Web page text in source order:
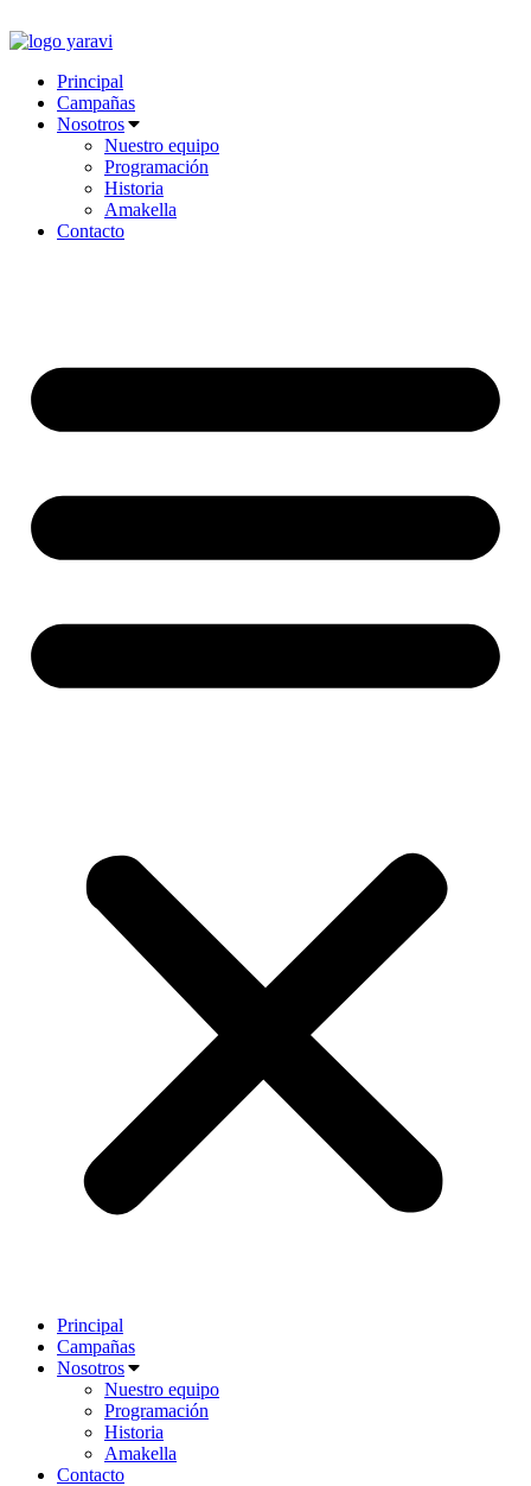
al
Principal
Campañas
Nosotros
Nuestro equipo
Programación
Historia
Amakella
Contacto
Principal
Campañas
Nosotros
Nuestro equipo
Programación
Historia
Amakella
Contacto